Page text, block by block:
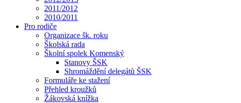
2011/2012
2010/2011
Pro rodiče
Organizace šk. roku
Školská rada
Školní spolek Komenský
Stanovy ŠSK
Shromáždění delegátů ŠSK
Formuláře ke stažení
Přehled kroužků
Žákovská knížka